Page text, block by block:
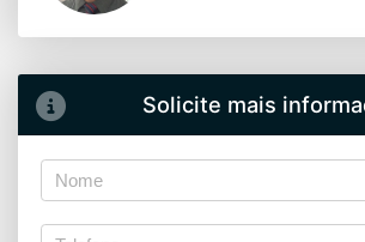
Solicite mais